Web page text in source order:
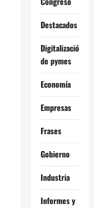
Destacados
Digitalización
de pymes
Economía
Empresas
Frases
Gobierno
Industria
Informes y